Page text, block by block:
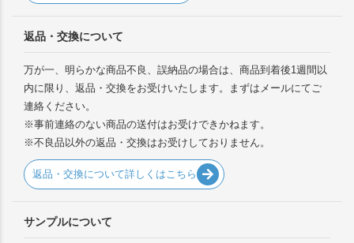
返品・交換について
万が一、明らかな商品不良、誤納品の場合は、商品到着後1週間以
内に限り、返品・交換をお受けいたします。まずはメールにてご
連絡ください。
※事前連絡のない商品の送付はお受けできかねます。
※不良品以外の返品・交換はお受けしておりません。
返品・交換について詳しくはこちら
サンプルについて